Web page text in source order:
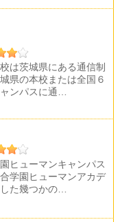
は茨城県にある通信制
県の本校または全国６
ンパスに通…
ヒューマンキャンパス
学園ヒューマンアカデ
た幾つかの…